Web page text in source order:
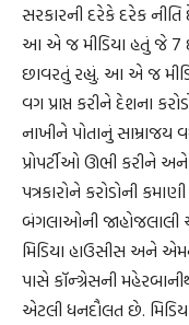
સરકારની દરેકે દરેક નીતિ
આ એ જ મીડિયા હતું જે 7
છાવરતું રહ્યું. આ એ જ
વગ પ્રાપ્ત કરીને દેશના
નાખીને પોતાનું સામ્રાજય
પ્રોપર્ટીઓ ઊભી કરીને
પત્રકારોને કરોડોની
બંગલાઓની જાહોજલાલી
મિડિયા હાઉસીસ અને
પાસે કૉન્ગ્રેસની
એટલી ધનદૌલત છે.